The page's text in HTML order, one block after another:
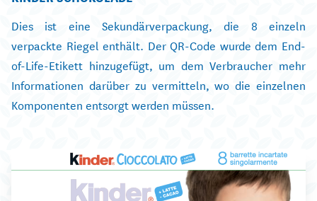
Dies ist eine Sekundärverpackung, die 8 einzeln
verpackte Riegel enthält. Der QR-Code wurde dem End-
of-Life-Etikett hinzugefügt, um dem Verbraucher mehr
Informationen darüber zu vermitteln, wo die einzelnen
Komponenten entsorgt werden müssen.